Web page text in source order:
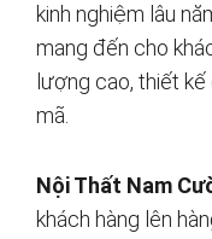
kinh nghiệm lâu
mang đến cho
lượng cao, thiết
mã.
Nội Thất Nam
khách hàng lên